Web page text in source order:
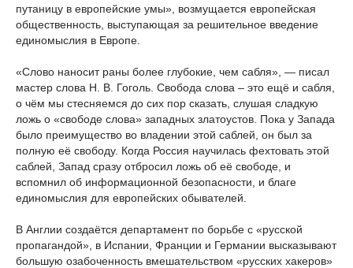
путаницу в европейские умы», возмущается европейская
общественность, выступающая за решительное введение
единомыслия в Европе.
«Слово наносит раны более глубокие, чем сабля», — писал
мастер слова Н. В. Гоголь. Свобода слова – это ещё и сабля,
о чём мы стесняемся до сих пор сказать, слушая сладкую
ложь о «свободе слова» западных златоустов. Пока у Запада
было преимущество во владении этой саблей, он был за
полную её свободу. Когда Россия научилась фехтовать этой
саблей, Запад сразу отбросил ложь об её свободе, и
вспомнил об информационной безопасности, и благе
единомыслия для европейских обывателей.
В Англии создаётся департамент по борьбе с «русской
пропагандой», в Испании, Франции и Германии высказывают
большую озабоченность вмешательством «русских хакеров»